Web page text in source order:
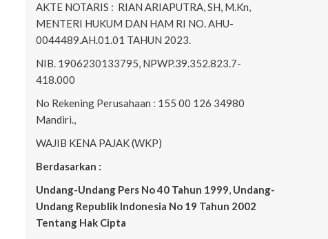
AKTE NOTARIS : RIAN ARIAPUTRA, SH, M.Kn,
MENTERI HUKUM DAN HAM RI NO. AHU-
0044489.AH.01.01 TAHUN 2023.
NIB. 1906230133795, NPWP.39.352.823.7-
418.000
No Rekening Perusahaan : 155 00 126 34980
Mandiri.,
WAJIB KENA PAJAK (WKP)
Berdasarkan :
Undang-Undang Pers No 40 Tahun 1999, Undang-
Undang Republik Indonesia No 19 Tahun 2002
Tentang Hak Cipta